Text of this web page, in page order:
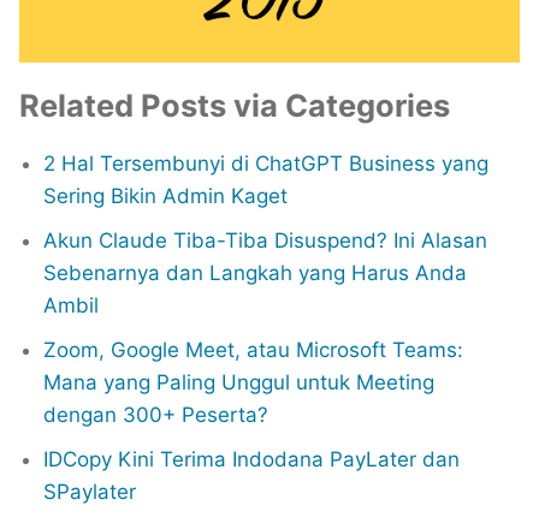
Related Posts via Categories
2 Hal Tersembunyi di ChatGPT Business yang
Sering Bikin Admin Kaget
Akun Claude Tiba-Tiba Disuspend? Ini Alasan
Sebenarnya dan Langkah yang Harus Anda
Ambil
Zoom, Google Meet, atau Microsoft Teams:
Mana yang Paling Unggul untuk Meeting
dengan 300+ Peserta?
IDCopy Kini Terima Indodana PayLater dan
SPaylater